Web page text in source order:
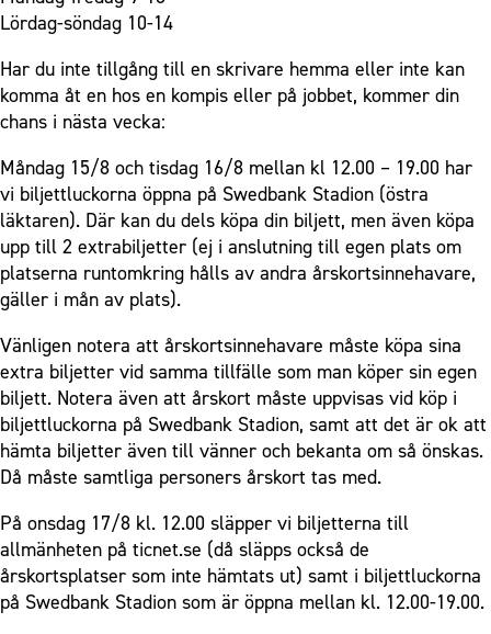
Lördag-söndag 10-14
Har du inte tillgång till en skrivare hemma eller inte kan
komma åt en hos en kompis eller på jobbet, kommer din
chans i nästa vecka:
Måndag 15/8 och tisdag 16/8 mellan kl 12.00 – 19.00 har
vi biljettluckorna öppna på Swedbank Stadion (östra
läktaren). Där kan du dels köpa din biljett, men även köpa
upp till 2 extrabiljetter (ej i anslutning till egen plats om
platserna runtomkring hålls av andra årskortsinnehavare,
gäller i mån av plats).
Vänligen notera att årskortsinnehavare måste köpa sina
extra biljetter vid samma tillfälle som man köper sin egen
biljett. Notera även att årskort måste uppvisas vid köp i
biljettluckorna på Swedbank Stadion, samt att det är ok att
hämta biljetter även till vänner och bekanta om så önskas.
Då måste samtliga personers årskort tas med.
På onsdag 17/8 kl. 12.00 släpper vi biljetterna till
allmänheten på ticnet.se (då släpps också de
årskortsplatser som inte hämtats ut) samt i biljettluckorna
på Swedbank Stadion som är öppna mellan kl. 12.00-19.00.